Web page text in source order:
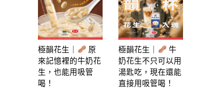
極韻花生｜
原
來記憶裡的牛奶花
生，也能用吸管
喝！
極韻花生｜
牛
奶花生不只可以用
湯匙吃，現在還能
直接用吸管喝！